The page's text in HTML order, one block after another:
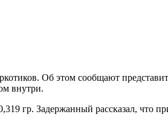
Об этом сообщают
внутри.
гр. Задержанный рассказал, что